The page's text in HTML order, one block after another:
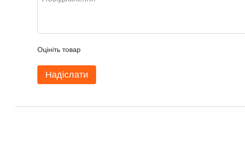
Оцініть товар
Надіслати